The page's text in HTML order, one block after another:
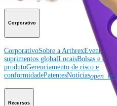
Corporativo
CorporativoSobre a ArthrexEventos
suprimentos globalLocaisBolsas e
produtoGerenciamento de risco e
conformidadePatentesNotícias
Recursos